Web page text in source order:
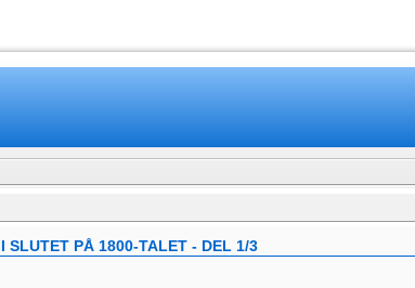
SLUTET PÅ 1800-TALET - DEL 1/3